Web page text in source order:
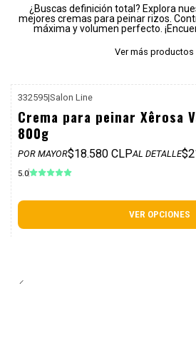
¿Buscas definición total? Explora
mejores cremas para peinar rizos.
máxima y volumen perfecto.
Ver más productos
332595|Salon Line
Crema para peinar Xêrosa
800g
POR MAYOR$18.580 CLPAL DETALLE
5.0
VER OPCIONES